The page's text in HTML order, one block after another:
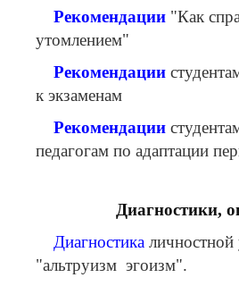
Рекомендации "Как
утомлением"
Рекомендации
к экзаменам
Рекомендации
педагогам по адаптации
Диагностики,
Диагностика личностной
"альтруизм эгоизм".